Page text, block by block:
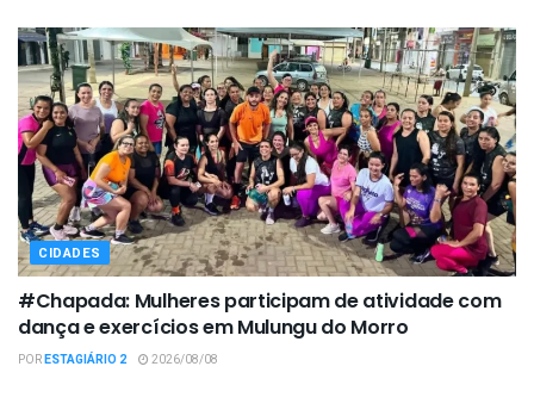
CIDADES
#Chapada: Mulheres participam de atividade com
dança e exercícios em Mulungu do Morro
PORESTAGIÁRIO 2 2026/08/08